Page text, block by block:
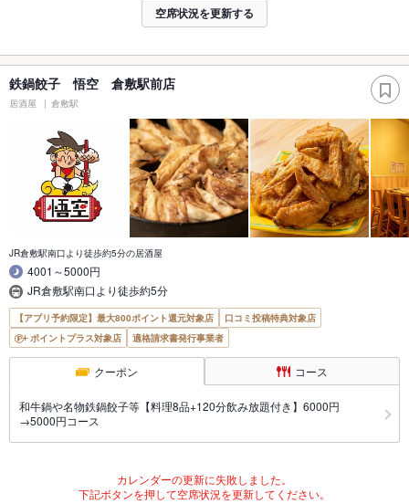
空席状況を更新する
鉄鍋餃子 悟空 倉敷駅前店
居酒屋 倉敷駅
JR倉敷駅南口より徒歩約5分の居酒屋
4001～5000円
JR倉敷駅南口より徒歩約5分
【アプリ予約限定】最大800ポイント還元対象店
口コミ投稿特典対象店
ポイントプラス対象店
適格請求書発行事業者
クーポン コース
和牛鍋や名物鉄鍋餃子等【料理8品+120分飲み放題付き】6000円
→5000円コース
カレンダーの更新に失敗しました。
下記ボタンを押して空席状況を更新してください。